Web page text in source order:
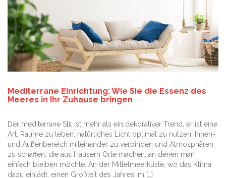
Mediterrane Einrichtung: Wie Sie die Essenz des
Meeres in Ihr Zuhause bringen
Der mediterrane Stil ist mehr als ein dekorativer Trend, er ist eine
Art, Räume zu leben: natürliches Licht optimal zu nutzen, Innen-
und Außenbereich miteinander zu verbinden und Atmosphären
zu schaffen, die aus Häusern Orte machen, an denen man
einfach bleiben möchte. An der Mittelmeerküste, wo das Klima
dazu einlädt, einen Großteil des Jahres im […]